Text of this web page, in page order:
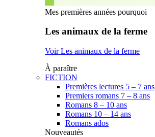
Mes premières années pourquoi
Les animaux de la ferme
Voir Les animaux de la ferme
À paraître
FICTION
Premières lectures 5 – 7 ans
Premiers romans 7 – 8 ans
Romans 8 – 10 ans
Romans 10 – 14 ans
Romans ados
Nouveautés